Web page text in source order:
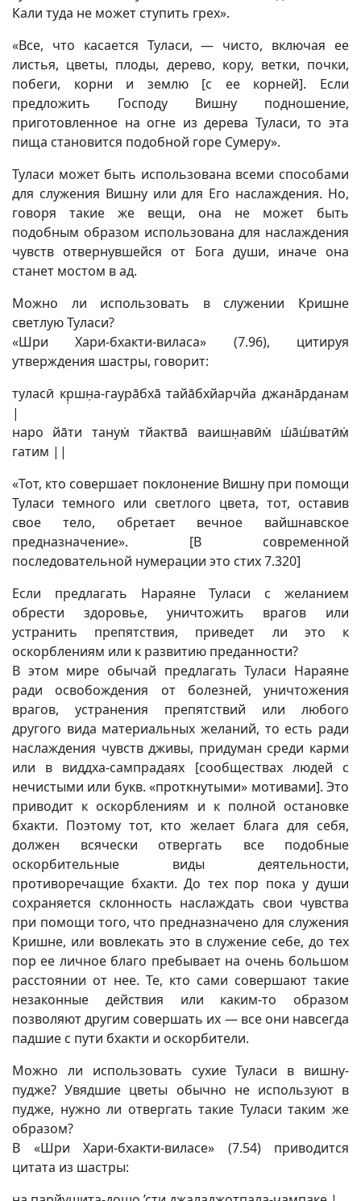
Кали туда не может ступить грех».
«Все, что касается Туласи, — чисто, включая ее
листья, цветы, плоды, дерево, кору, ветки, почки,
побеги, корни и землю [с ее корней]. Если
предложить Господу Вишну подношение,
приготовленное на огне из дерева Туласи, то эта
пища становится подобной горе Сумеру».
Туласи может быть использована всеми способами
для служения Вишну или для Его наслаждения. Но,
говоря такие же вещи, она не может быть
подобным образом использована для наслаждения
чувств отвернувшейся от Бога души, иначе она
станет мостом в ад.
Можно ли использовать в служении Кришне
светлую Туласи?
«Шри Хари-бхакти-виласа» (7.96), цитируя
утверждения шастры, говорит:
туласӣ кр̣шн̣а-гаурāбхā тайāбхйарчйа джанāрданам
|
наро йāти танум̇ тйактвā ваишн̣авӣм̇ ш́āш́ватӣм̇
гатим ||
«Тот, кто совершает поклонение Вишну при помощи
Туласи темного или светлого цвета, тот, оставив
свое тело, обретает вечное вайшнавское
предназначение». [В современной
последовательной нумерации это стих 7.320]
Если предлагать Нараяне Туласи с желанием
обрести здоровье, уничтожить врагов или
устранить препятствия, приведет ли это к
оскорблениям или к развитию преданности?
В этом мире обычай предлагать Туласи Нараяне
ради освобождения от болезней, уничтожения
врагов, устранения препятствий или любого
другого вида материальных желаний, то есть ради
наслаждения чувств дживы, придуман среди карми
или в виддха-сампрадаях [сообществах людей с
нечистыми или букв. «проткнутыми» мотивами]. Это
приводит к оскорблениям и к полной остановке
бхакти. Поэтому тот, кто желает блага для себя,
должен всячески отвергать все подобные
оскорбительные виды деятельности,
противоречащие бхакти. До тех пор пока у души
сохраняется склонность наслаждать свои чувства
при помощи того, что предназначено для служения
Кришне, или вовлекать это в служение себе, до тех
пор ее личное благо пребывает на очень большом
расстоянии от нее. Те, кто сами совершают такие
незаконные действия или каким-то образом
позволяют другим совершать их — все они навсегда
падшие с пути бхакти и оскорбители.
Можно ли использовать сухие Туласи в вишну-
пудже? Увядшие цветы обычно не используют в
пудже, нужно ли отвергать такие Туласи таким же
образом?
В «Шри Хари-бхакти-виласе» (7.54) приводится
цитата из шастры: